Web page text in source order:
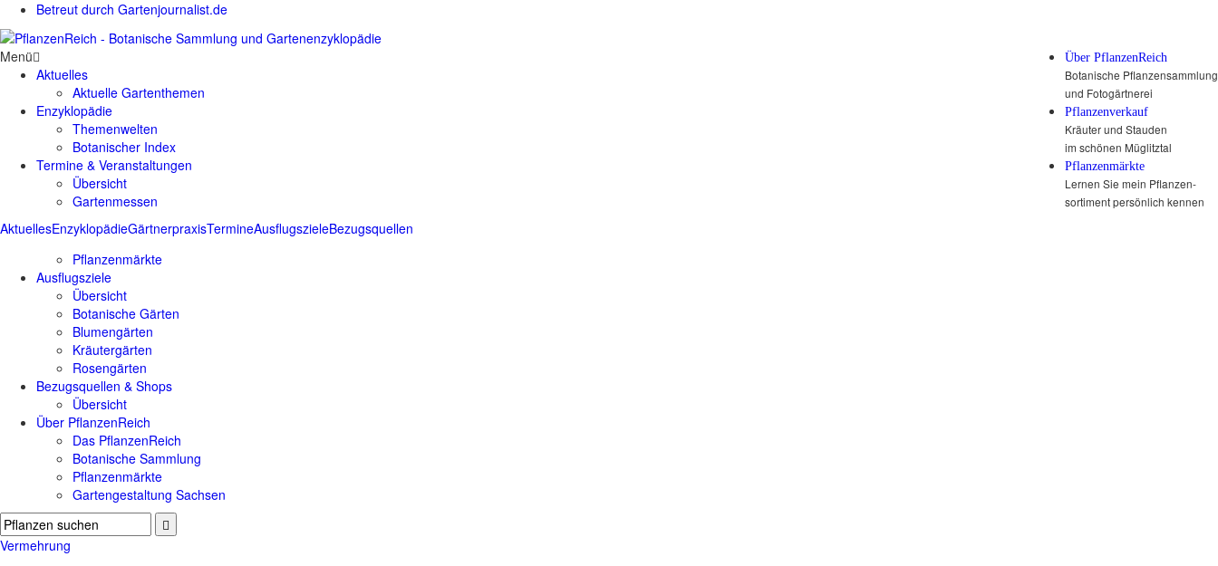
Betreut durch Gartenjournalist.de
Über PflanzenReich
Botanische Pflanzensammlung
und Fotogärtnerei
Pflanzenverkauf
Kräuter und Stauden
im schönen Müglitztal
Pflanzenmärkte
Lernen Sie mein Pflanzen-
sortiment persönlich kennen
AktuellesEnzyklopädieGärtnerpraxisTermineAusflugszieleBezugsquellen
Menü
Aktuelles
Aktuelle Gartenthemen
Enzyklopädie
Themenwelten
Botanischer Index
Termine & Veranstaltungen
Übersicht
Gartenmessen
Pflanzenmärkte
Ausflugsziele
Übersicht
Botanische Gärten
Blumengärten
Kräutergärten
Rosengärten
Bezugsquellen & Shops
Übersicht
Über PflanzenReich
Das PflanzenReich
Botanische Sammlung
Pflanzenmärkte
Gartengestaltung Sachsen
Vermehrung